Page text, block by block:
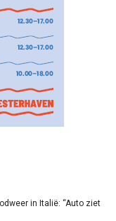
in Italië: “Auto ziet